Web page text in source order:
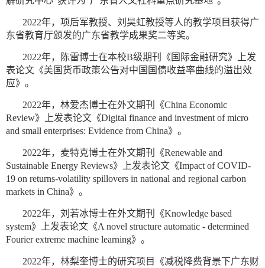
2022年，项后军教授、刘昊虹教授等人的教学项目获得广
东省教育厅颁发的广东省教学成果奖二等奖。
2022年，陈雷博士在本校B级期刊《国际金融研究》上发
表论文《美国货币政策公告对中国国债收益率曲线的溢出效
应》。
2022年，林爱杰博士在外文期刊《China Economic
Review》上发表论文《Digital finance and investment of micro
and small enterprises: Evidence from China》。
2022年，麦特克博士在外文期刊《Renewable and
Sustainable Energy Reviews》上发表论文《Impact of COVID-
19 on returns-volatility spillovers in national and regional carbon
markets in China》。
2022年，刘若冰博士在外文期刊《Knowledge based
system》上发表论文《A novel structure automatic - determined
Fourier extreme machine learning》。
2022年，林梨奎博士的研究项目《减税降费背景下广东财